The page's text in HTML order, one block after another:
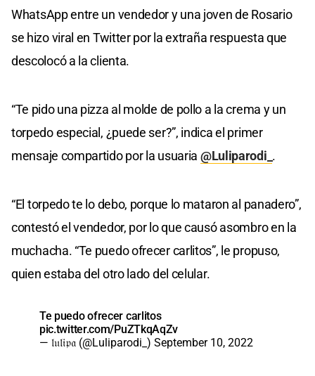
WhatsApp entre un vendedor y una joven de Rosario
se hizo viral en Twitter por la extraña respuesta que
descolocó a la clienta.
“Te pido una pizza al molde de pollo a la crema y un
torpedo especial, ¿puede ser?”, indica el primer
mensaje compartido por la usuaria @Luliparodi_ .
“El torpedo te lo debo, porque lo mataron al panadero”,
contestó el vendedor, por lo que causó asombro en la
muchacha. “Te puedo ofrecer carlitos”, le propuso,
quien estaba del otro lado del celular.
Te puedo ofrecer carlitos
pic.twitter.com/PuZTkqAqZv
— 𝔩𝔲𝔩𝔦𝔭𝔞 (@Luliparodi_) September 10, 2022